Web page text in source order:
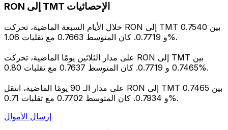
RON إلى TMT الإحصائيات
خلال الأيام السبعة الماضية، تحركت RON إلى TMT بين 0.7540
و 0.7719. كان المتوسط 0.7663 مع تقلبات 1.06%.
على مدار الثلاثين يومًا الماضية، تحركت RON إلى TMT بين
0.7465 و 0.7719. كان المتوسط 0.7637 مع تقلبات 0.80%.
على مدار الـ 90 يومًا الماضية، انتقل RON إلى TMT بين 0.7465
و 0.7934. كان المتوسط 0.7702 مع تقلبات 0.71%.
إرسال الأموال